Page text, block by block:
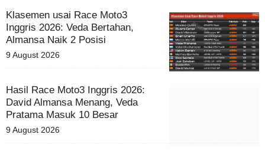
Klasemen usai Race Moto3
Inggris 2026: Veda Bertahan,
Almansa Naik 2 Posisi
9 August 2026
Hasil Race Moto3 Inggris 2026:
David Almansa Menang, Veda
Pratama Masuk 10 Besar
9 August 2026